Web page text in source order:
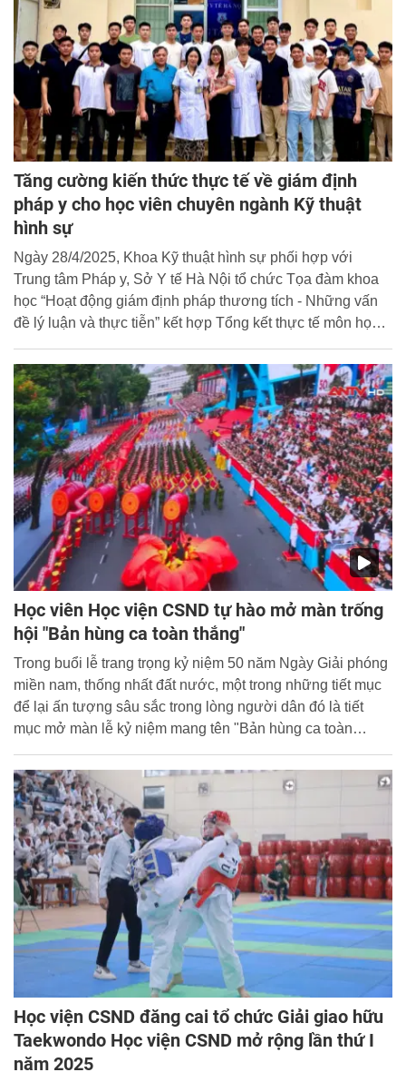
Tăng cường kiến thức thực tế về giám định
pháp y cho học viên chuyên ngành Kỹ thuật
hình sự
Ngày 28/4/2025, Khoa Kỹ thuật hình sự phối hợp với
Trung tâm Pháp y, Sở Y tế Hà Nội tổ chức Tọa đàm khoa
học “Hoạt động giám định pháp thương tích - Những vấn
đề lý luận và thực tiễn” kết hợp Tổng kết thực tế môn học
sự khóa D467 tại Trung tâm Pháp y, Sở Y tế Hà Nội.
Học viên Học viện CSND tự hào mở màn trống
hội "Bản hùng ca toàn thắng"
Trong buổi lễ trang trọng kỷ niệm 50 năm Ngày Giải phóng
miền nam, thống nhất đất nước, một trong những tiết mục
để lại ấn tượng sâu sắc trong lòng người dân đó là tiết
mục mở màn lễ kỷ niệm mang tên "Bản hùng ca toàn
thắng" của hơn 1000 chiến sỹ thuộc đội Trống hội của Học
viện Cảnh sát nhân dân.
Học viện CSND đăng cai tổ chức Giải giao hữu
Taekwondo Học viện CSND mở rộng lần thứ I
năm 2025